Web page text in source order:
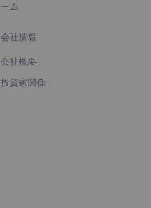
ーム
会社情報
会社概要
投資家関係